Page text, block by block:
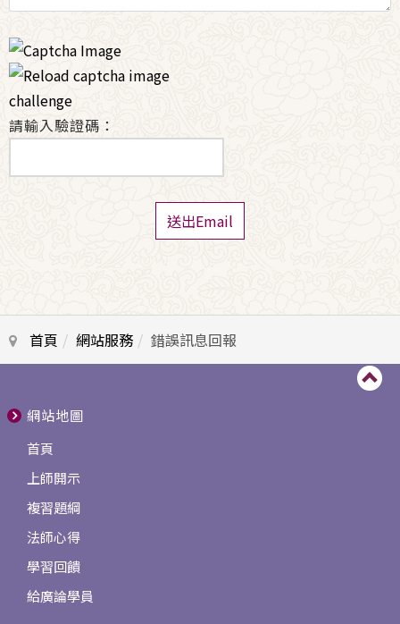
請輸入驗證碼：
送出Email
首頁 網站服務 錯誤訊息回報
網站地圖
首頁
上師開示
複習題綱
法師心得
學習回饋
給廣論學員